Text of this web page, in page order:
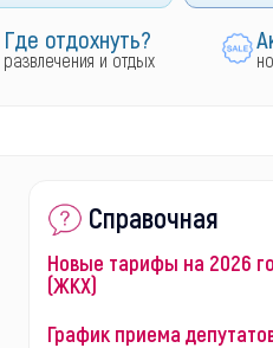
Где отдохнуть?
развлечения и отдых
Справочная
Новые тарифы на 2026
(ЖКХ)
График приема